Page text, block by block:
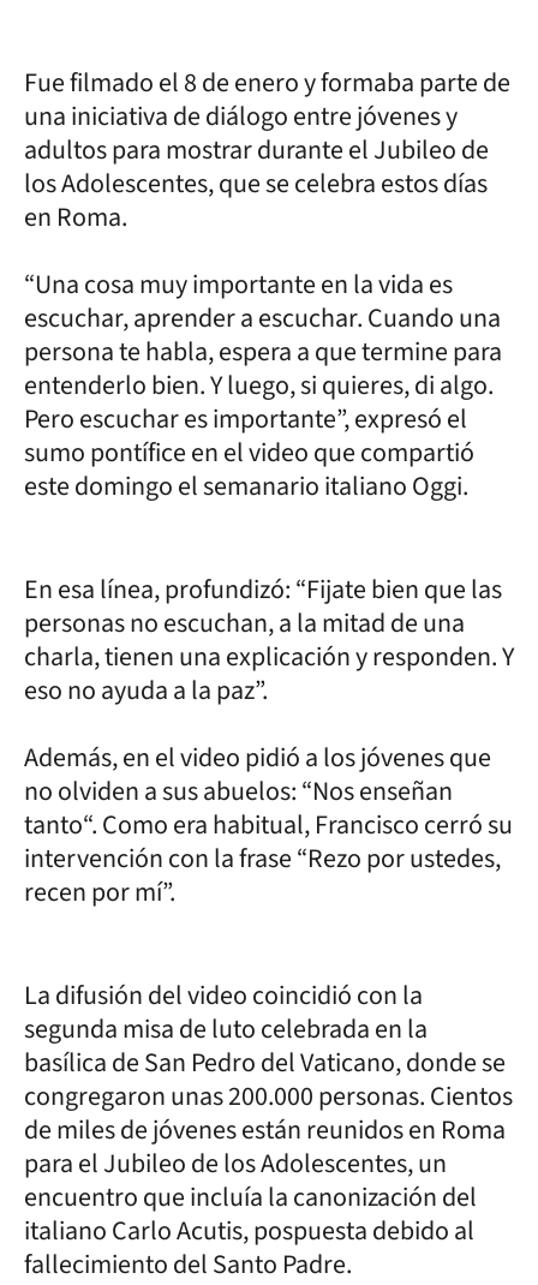
Fue filmado el 8 de enero y formaba parte de
una iniciativa de diálogo entre jóvenes y
adultos para mostrar durante el Jubileo de
los Adolescentes, que se celebra estos días
en Roma.
“Una cosa muy importante en la vida es
escuchar, aprender a escuchar. Cuando una
persona te habla, espera a que termine para
entenderlo bien. Y luego, si quieres, di algo.
Pero escuchar es importante”, expresó el
sumo pontífice en el video que compartió
este domingo el semanario italiano Oggi.
En esa línea, profundizó: “Fijate bien que las
personas no escuchan, a la mitad de una
charla, tienen una explicación y responden. Y
eso no ayuda a la paz”.
Además, en el video pidió a los jóvenes que
no olviden a sus abuelos: “Nos enseñan
tanto“. Como era habitual, Francisco cerró su
intervención con la frase “Rezo por ustedes,
recen por mí”.
La difusión del video coincidió con la
segunda misa de luto celebrada en la
basílica de San Pedro del Vaticano, donde se
congregaron unas 200.000 personas. Cientos
de miles de jóvenes están reunidos en Roma
para el Jubileo de los Adolescentes, un
encuentro que incluía la canonización del
italiano Carlo Acutis, pospuesta debido al
fallecimiento del Santo Padre.